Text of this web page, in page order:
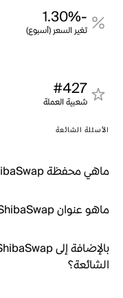
-1.30%
تغير السعر (أسبوع)
#427
شعبية العملة
الأسئلة الشائعة
ماهي محفظة Bone ShibaSwap؟
ماهو عنوان Bone ShibaSwap؟
الشائعة؟